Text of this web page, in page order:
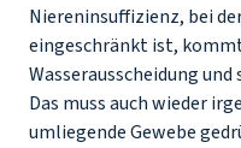
Niereninsuffizienz, bei
eingeschränkt ist,
Wasserausscheidung
Das muss auch wieder
umliegende Gewebe